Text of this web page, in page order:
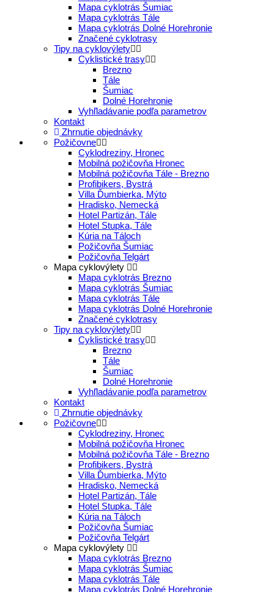
Mapa cyklotrás Šumiac
Mapa cyklotrás Tále
Mapa cyklotrás Dolné Horehronie
Značené cyklotrasy
Tipy na cyklovýlety
Cyklistické trasy
Brezno
Tále
Šumiac
Dolné Horehronie
Vyhľladávanie podľa parametrov
Kontakt
Zhrnutie objednávky
Požičovne
Cyklodreziny, Hronec
Mobilná požičovňa Hronec
Mobilná požičovňa Tále - Brezno
Profibikers, Bystrá
Villa Ďumbierka, Mýto
Hradisko, Nemecká
Hotel Partizán, Tále
Hotel Stupka, Tále
Kúria na Táloch
Požičovňa Šumiac
Požičovňa Telgárt
Mapa cyklovýlety
Mapa cyklotrás Brezno
Mapa cyklotrás Šumiac
Mapa cyklotrás Tále
Mapa cyklotrás Dolné Horehronie
Značené cyklotrasy
Tipy na cyklovýlety
Cyklistické trasy
Brezno
Tále
Šumiac
Dolné Horehronie
Vyhľladávanie podľa parametrov
Kontakt
Zhrnutie objednávky
Požičovne
Cyklodreziny, Hronec
Mobilná požičovňa Hronec
Mobilná požičovňa Tále - Brezno
Profibikers, Bystrá
Villa Ďumbierka, Mýto
Hradisko, Nemecká
Hotel Partizán, Tále
Hotel Stupka, Tále
Kúria na Táloch
Požičovňa Šumiac
Požičovňa Telgárt
Mapa cyklovýlety
Mapa cyklotrás Brezno
Mapa cyklotrás Šumiac
Mapa cyklotrás Tále
Mapa cyklotrás Dolné Horehronie